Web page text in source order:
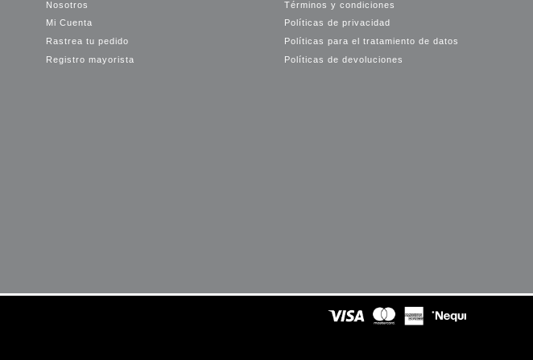
Nosotros
Mi Cuenta
Rastrea tu pedido
Registro mayorista
Términos y condiciones
Políticas de privacidad
Políticas para el tratamiento de datos
Políticas de devoluciones